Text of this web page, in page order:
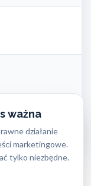
ważna
działanie
marketingowe.
tylko niezbędne.
i nie obejmują